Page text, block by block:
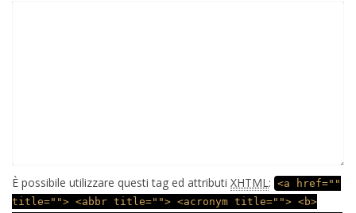
È possibile utilizzare questi tag ed attributi XHTML: <a href=""
title=""> <abbr title=""> <acronym title=""> <b>